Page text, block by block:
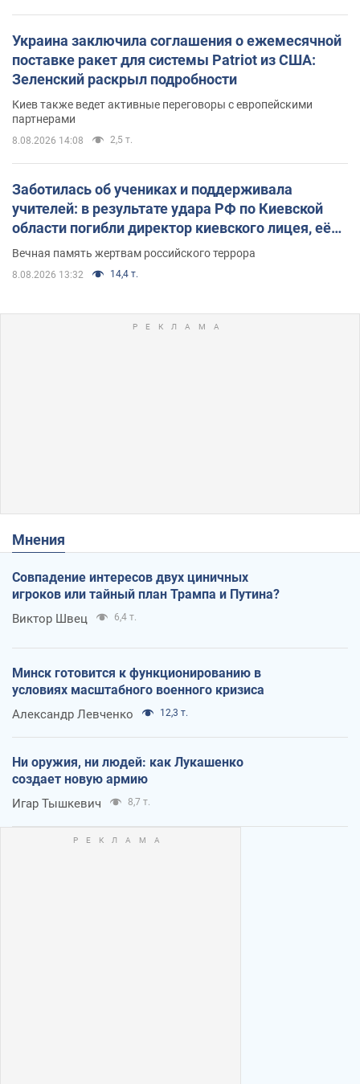
Украина заключила соглашения о ежемесячной
поставке ракет для системы Patriot из США:
Зеленский раскрыл подробности
Киев также ведет активные переговоры с европейскими
партнерами
8.08.2026 14:08 2,5 т.
Заботилась об учениках и поддерживала
учителей: в результате удара РФ по Киевской
области погибли директор киевского лицея, её
муж и внук
Вечная память жертвам российского террора
8.08.2026 13:32 14,4 т.
Мнения
Совпадение интересов двух циничных
игроков или тайный план Трампа и Путина?
Виктор Швец 6,4 т.
Минск готовится к функционированию в
условиях масштабного военного кризиса
Александр Левченко 12,3 т.
Ни оружия, ни людей: как Лукашенко
создает новую армию
Игар Тышкевич 8,7 т.